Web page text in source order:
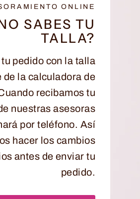
ONLINE
SABES TU
TALLA?
pedido con la talla
de la calculadora de
recibamos tu
nuestras asesoras
por teléfono. Así
hacer los cambios
antes de enviar tu
pedido.